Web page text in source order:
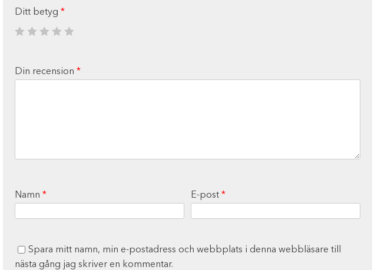
Ditt betyg *
Din recension *
Namn * E-post*
Spara mitt namn, min e-postadress och webbplats i denna webbläsare till
nästa gång jag skriver en kommentar.